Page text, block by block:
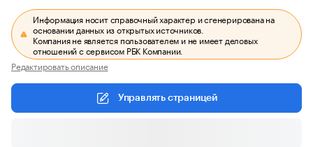
Информация носит справочный характер и сгенерирована на
основании данных из открытых источников.
Компания не является пользователем и не имеет деловых
отношений с сервисом РБК Компании.
Редактировать описание
Управлять страницей